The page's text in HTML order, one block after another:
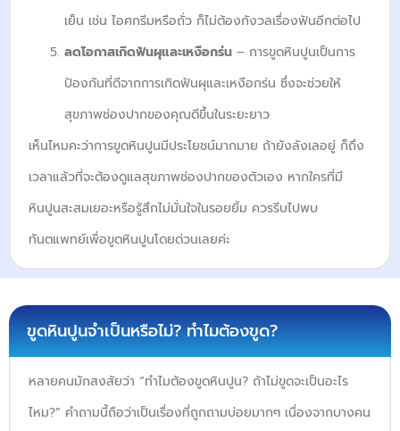
เย็น เช่น ไอศกรีมหรือถั่ว ก็ไม่ต้องกังวลเรื่องฟันอีกต่อไป
ลดโอกาสเกิดฟันผุและเหงือกร่น – การขูดหินปูนเป็นการ
ป้องกันที่ดีจากการเกิดฟันผุและเหงือกร่น ซึ่งจะช่วยให้
สุขภาพช่องปากของคุณดีขึ้นในระยะยาว
เห็นไหมคะว่าการขูดหินปูนมีประโยชน์มากมาย ถ้ายังลังเลอยู่ ก็ถึง
เวลาแล้วที่จะต้องดูแลสุขภาพช่องปากของตัวเอง หากใครที่มี
หินปูนสะสมเยอะหรือรู้สึกไม่มั่นใจในรอยยิ้ม ควรรีบไปพบ
ทันตแพทย์เพื่อขูดหินปูนโดยด่วนเลยค่ะ
ขูดหินปูนจำเป็นหรือไม่? ทำไมต้องขูด?
หลายคนมักสงสัยว่า “ทำไมต้องขูดหินปูน? ถ้าไม่ขูดจะเป็นอะไร
ไหม?” คำถามนี้ถือว่าเป็นเรื่องที่ถูกถามบ่อยมากๆ เนื่องจากบางคน